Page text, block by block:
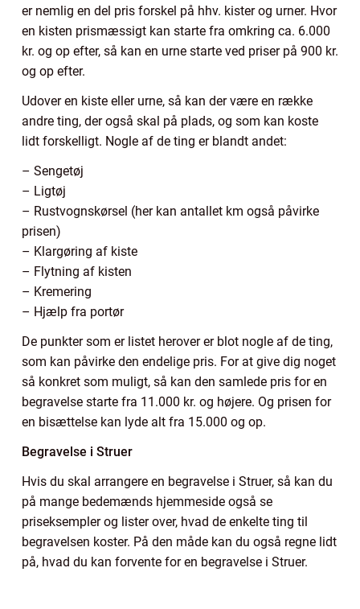
er nemlig en del pris forskel på hhv. kister og urner. Hvor
en kisten prismæssigt kan starte fra omkring ca. 6.000
kr. og op efter, så kan en urne starte ved priser på 900 kr.
og op efter.
Udover en kiste eller urne, så kan der være en række
andre ting, der også skal på plads, og som kan koste
lidt forskelligt. Nogle af de ting er blandt andet:
– Sengetøj
– Ligtøj
– Rustvognskørsel (her kan antallet km også påvirke
prisen)
– Klargøring af kiste
– Flytning af kisten
– Kremering
– Hjælp fra portør
De punkter som er listet herover er blot nogle af de ting,
som kan påvirke den endelige pris. For at give dig noget
så konkret som muligt, så kan den samlede pris for en
begravelse starte fra 11.000 kr. og højere. Og prisen for
en bisættelse kan lyde alt fra 15.000 og op.
Begravelse i Struer
Hvis du skal arrangere en begravelse i Struer, så kan du
på mange bedemænds hjemmeside også se
priseksempler og lister over, hvad de enkelte ting til
begravelsen koster. På den måde kan du også regne lidt
på, hvad du kan forvente for en begravelse i Struer.